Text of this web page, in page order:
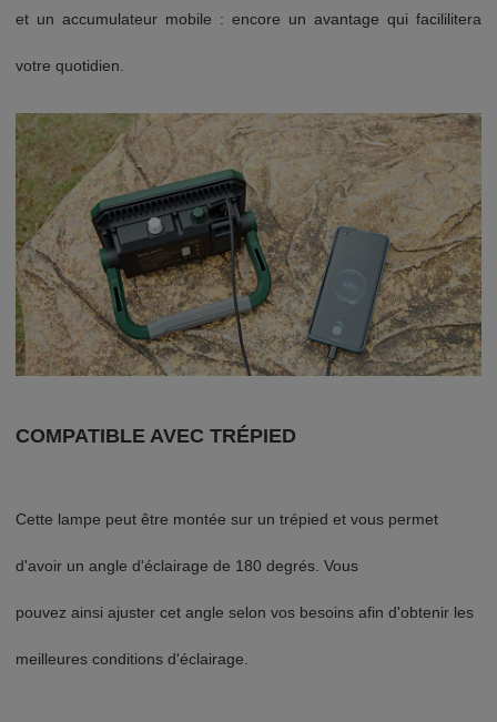
et un accumulateur mobile : encore un avantage qui facililitera
votre quotidien.
COMPATIBLE AVEC TRÉPIED
Cette lampe peut être montée sur un trépied et vous permet
d'avoir un angle d'éclairage de 180 degrés. Vous
pouvez ainsi ajuster cet angle selon vos besoins afin d'obtenir les
meilleures conditions d'éclairage.